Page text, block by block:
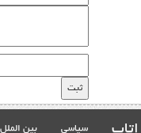
سیاسی بین الملل